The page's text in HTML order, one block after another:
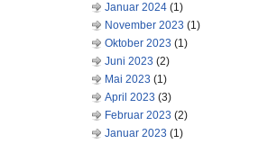
Januar 2024 (1)
November 2023 (1)
Oktober 2023 (1)
Juni 2023 (2)
Mai 2023 (1)
April 2023 (3)
Februar 2023 (2)
Januar 2023 (1)